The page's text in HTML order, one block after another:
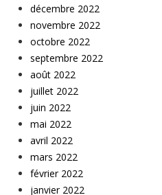
décembre 2022
novembre 2022
octobre 2022
septembre 2022
août 2022
juillet 2022
juin 2022
mai 2022
avril 2022
mars 2022
février 2022
janvier 2022